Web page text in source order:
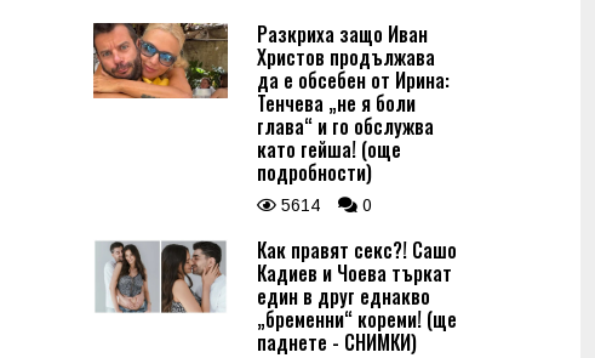
Разкриха защо Иван
Христов продължава
да е обсебен от Ирина:
Тенчева „не я боли
глава“ и го обслужва
като гейша! (още
подробности)
5614 0
Как правят секс?! Сашо
Кадиев и Чоева търкат
един в друг еднакво
„бременни“ кореми! (ще
паднете - СНИМКИ)